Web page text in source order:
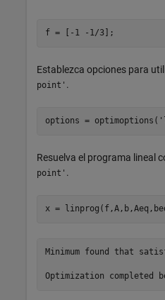
f = [-1 -1/3];
Establezca opciones para
point' .
options = optimoptions(
Resuelva el programa lineal
point' .
x =
Minimum found that